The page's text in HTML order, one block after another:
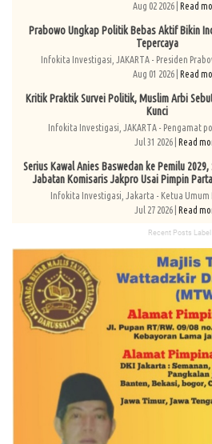
Aug 02 2026 | Read
Prabowo Ungkap Politik Bebas Aktif Bikin
Tepercaya
Infokita Investigasi, JAKARTA - Presiden
Aug 01 2026 | Read
Kritik Praktik Survei Politik, Muslim Arbi
Kunci
Infokita Investigasi, JAKARTA - Pengamat
Jul 31 2026 | Read
Serius Kawal Anies Baswedan ke Pemilu
Jabatan Komisaris Jakpro Usai Pimpin
Infokita Investigasi, Jakarta - Ketua Umum
Jul 27 2026 | Read
Recent Posts Label